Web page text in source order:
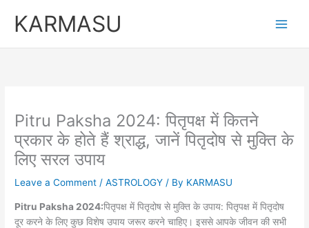
KARMASU
Pitru Paksha 2024: पितृपक्ष में कितने
प्रकार के होते हैं श्राद्ध, जानें पितृदोष से मुक्ति के
लिए सरल उपाय
Leave a Comment /ASTROLOGY / By KARMASU
Pitru Paksha 2024:पितृपक्ष में पितृदोष से मुक्ति के उपाय: पितृपक्ष में पितृदोष
दूर करने के लिए कुछ विशेष उपाय जरूर करने चाहिए। इससे आपके जीवन की सभी